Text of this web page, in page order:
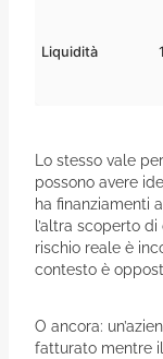
Liquidità
Lo stesso vale
possono avere
ha finanziamenti
l’altra scoperto
rischio reale è
contesto è
O ancora:
fatturato mentre